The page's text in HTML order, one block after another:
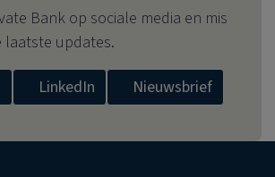
Bank op sociale media en mis
laatste updates.
LinkedIn Nieuwsbrief